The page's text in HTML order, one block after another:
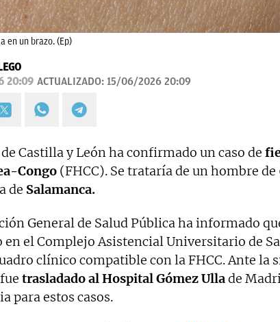
en un brazo. (Ep)
20:09 ACTUALIZADO: 15/06/2026 20:09
Castilla y León ha confirmado un caso de
Congo (FHCC). Se trataría de un hombre de
de Salamanca.
General de Salud Pública ha informado
en el Complejo Asistencial Universitario de
clínico compatible con la FHCC. Ante la
trasladado al Hospital Gómez Ullade
para estos casos.